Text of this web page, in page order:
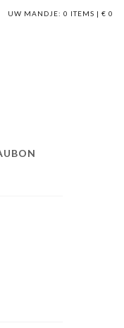
UW MANDJE: 0 ITEMS | € 0